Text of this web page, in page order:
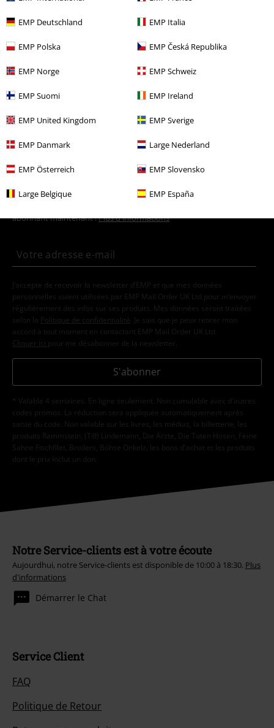
EMP Deutschland EMP Italia
EMP Polska EMP Česká Republika
EMP Norge EMP Schweiz
EMP Suomi EMP Ireland
EMP United Kingdom EMP Sverige
EMP Danmark Large Nederland
EMP Österreich EMP Slovensko
Large Belgique EMP España
Thèmes Sous-vêtements
Vêtements de marque
Thèmes
Vêtements & accessoires Une Pièce
Sets
Vêtements Sous-vêtements Lots & Ensembles de sous-vêtements
E-Mail Newsletter
abonnant maintenant !Plus d'informations
J’accepte de recevoir la newsletter d’EMP et que mes données
personnelles soient utilisées par EMP Mail Order UK Ltd pour m’envoyer
régulièrement des infos sur ses produits. Mes données seront traitées
selon la
Politique de confidentialité . Je sais que je peux retirer mon
accord à tout moment en contactant EMP Mail Order UK Ltd.
Cliquer ici pour me désabonner de la newsletter.
S'abonner
* Valable 4 semaines. En ligne seulement. Non cumulable avec d'autres
codes promos. La réduction sera appliquée automatiquement après
saisie du code. Non valable sur les livres, les médias, la billetterie, les
produits Rammstein, (Till) Lindemann, Die Ärzte, Die Toten Hosen, Feine
Sahne Fischfilet, Broilers, Böhse Onkelz, les bons d'achat et les produits
dont le prix inclut un don.
Notre Service-clients est à votre écoute
Aujourdhui, notre Service-clients est disponible de 10:00 à 18:30. Plus
d'informations
Démarrer le Chat
Service Client
FAQ
Politique de Retour